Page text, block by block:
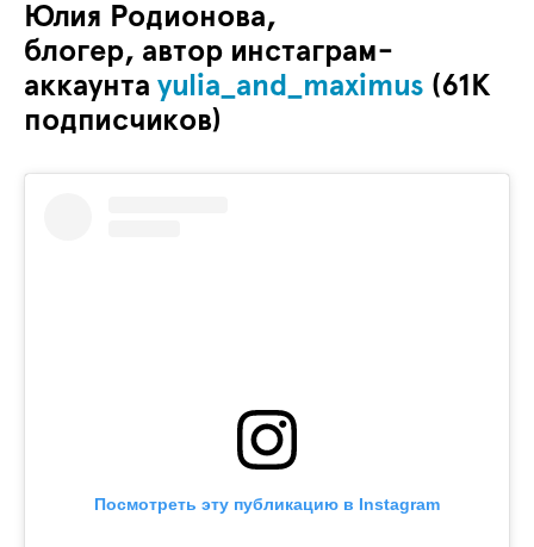
Юлия Родионова,
блогер, автор инстаграм-
аккаунта yulia_and_maximus (61К
подписчиков)
Посмотреть эту публикацию в Instagram